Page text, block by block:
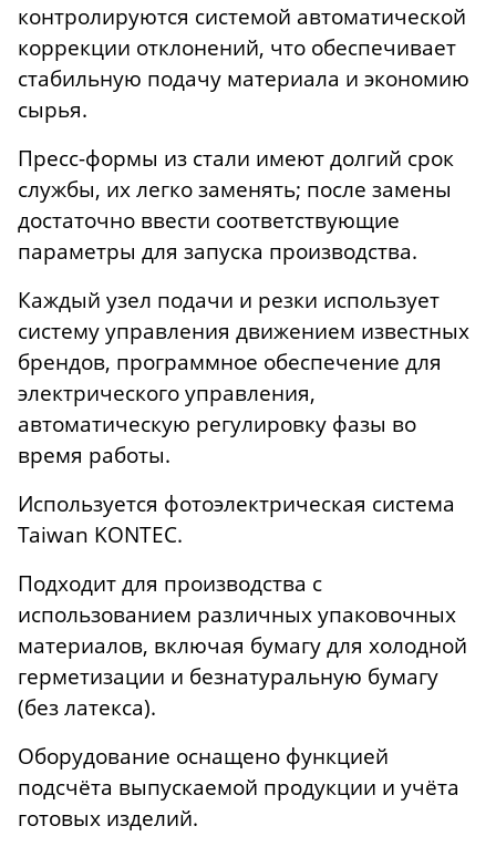
контролируются системой автоматической
коррекции отклонений, что обеспечивает
стабильную подачу материала и экономию
сырья.
Пресс-формы из стали имеют долгий срок
службы, их легко заменять; после замены
достаточно ввести соответствующие
параметры для запуска производства.
Каждый узел подачи и резки использует
систему управления движением известных
брендов, программное обеспечение для
электрического управления,
автоматическую регулировку фазы во
время работы.
Используется фотоэлектрическая система
Taiwan KONTEC.
Подходит для производства с
использованием различных упаковочных
материалов, включая бумагу для холодной
герметизации и безнатуральную бумагу
(без латекса).
Оборудование оснащено функцией
подсчёта выпускаемой продукции и учёта
готовых изделий.